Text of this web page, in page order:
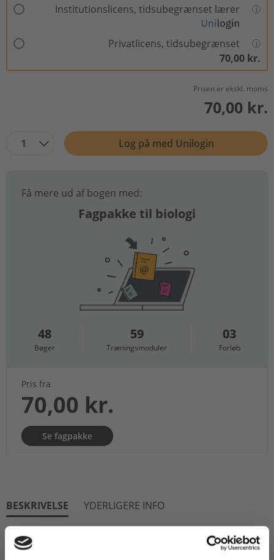
Institutionslicens, tidsubegrænset lærer
Privatlicens, tidsubegrænset
70,00 kr.
Prisen er ekskl. moms
70,00 kr.
1 Log på med Unilogin
Få mere ud af bogen med:
Fagpakke til biologi
48
Bøger
59
Træningsmoduler
03
Forløb
Pris fra
70,00 kr.
Se fagpakke
BESKRIVELSE YDERLIGERE INFO
Biologiforbundet og Nucleus er gået sammen om
at udgive bogen
Fysiologi på tværs – Organernes